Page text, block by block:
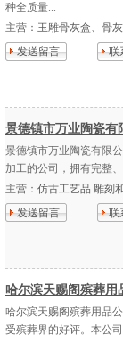
种全质量...
主营： 玉雕骨灰盒、骨
发送留言
联
景德镇市万业陶瓷有
景德镇市万业陶瓷有限
加工的公司，拥有完整
主营： 仿古工艺品 雕刻
发送留言
联
哈尔滨天赐阁殡葬用
哈尔滨天赐阁殡葬用品
受殡葬界的好评。本公